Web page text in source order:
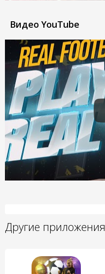
Видео YouTube
Другие приложения